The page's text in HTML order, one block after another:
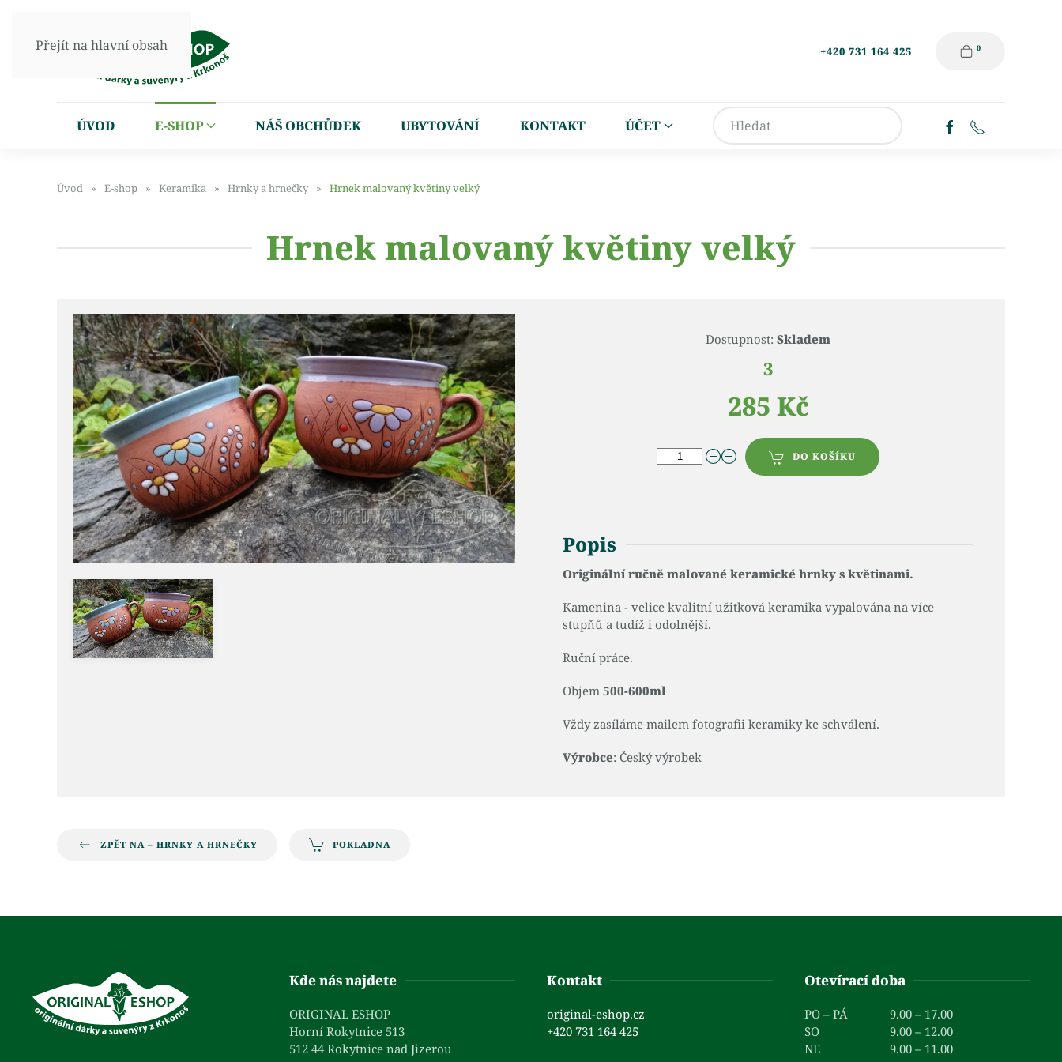
Přejít na hlavní obsah +420 731 164 425 0
ÚVOD E-SHOP NÁŠ OBCHŮDEK UBYTOVÁNÍ KONTAKT ÚČET
Úvod E-shop Keramika Hrnky a hrnečky Hrnek malovaný květiny velký
Hrnek malovaný květiny velký
Dostupnost: Skladem
3
285 Kč
DO KOŠÍKU
Popis
Originální ručně malované keramické hrnky s květinami.
Kamenina - velice kvalitní užitková keramika vypalována na více
stupňů a tudíž i odolnější.
Ruční práce.
Objem 500-600ml
Vždy zasíláme mailem fotografii keramiky ke schválení.
Výrobce: Český výrobek
ZPĚT NA – HRNKY A HRNEČKY POKLADNA
Kde nás najdete
ORIGINAL ESHOP
Horní Rokytnice 513
512 44 Rokytnice nad Jizerou
Kontakt
original-eshop.cz
+420 731 164 425
Otevírací doba
PO – PÁ
9.00 – 17.00
SO
9.00 – 12.00
NE
9.00 – 11.00